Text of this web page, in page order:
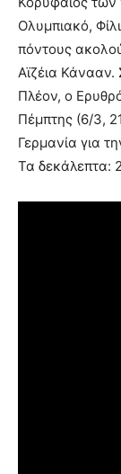
Ολυμπιακό,
πόντους
Αϊζέια Κάνααν.
Πλέον, ο
Πέμπτης (6/3,
Γερμανία για
Τα δεκάλεπτα: